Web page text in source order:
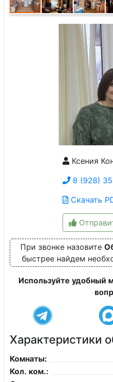
Ксения
8 (928)
Скачать
При звонке назовите
быстрее найдем
Используйте удобный
Характеристики
Комнаты:
Кол. ком.: